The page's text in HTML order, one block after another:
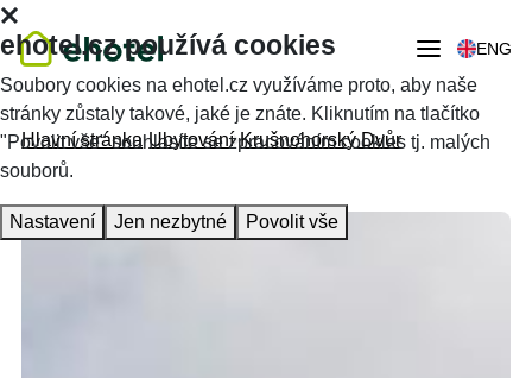
ENG
Hlavní stránka Ubytování Krušnohorský Dvůr
ehotel.cz používá cookies
Soubory cookies na ehotel.cz využíváme proto, aby naše
stránky zůstaly takové, jaké je znáte. Kliknutím na tlačítko
"Povolit vše" souhlasíte se zpracováním cookies tj. malých
souborů.
Nastavení Jen nezbytné Povolit vše